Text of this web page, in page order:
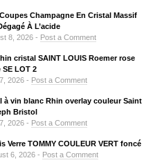
Champagne En Cristal Massif
À L’acide
8, 2026 - Post a Comment
cristal SAINT LOUIS Roemer rose
LOT 2
2026 - Post a Comment
à vin blanc Rhin overlay couleur Saint
Bristol
2026 - Post a Comment
Verre TOMMY COULEUR VERT foncé
6, 2026 - Post a Comment